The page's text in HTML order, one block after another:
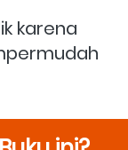
karena